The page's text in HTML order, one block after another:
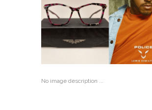
No image description ...